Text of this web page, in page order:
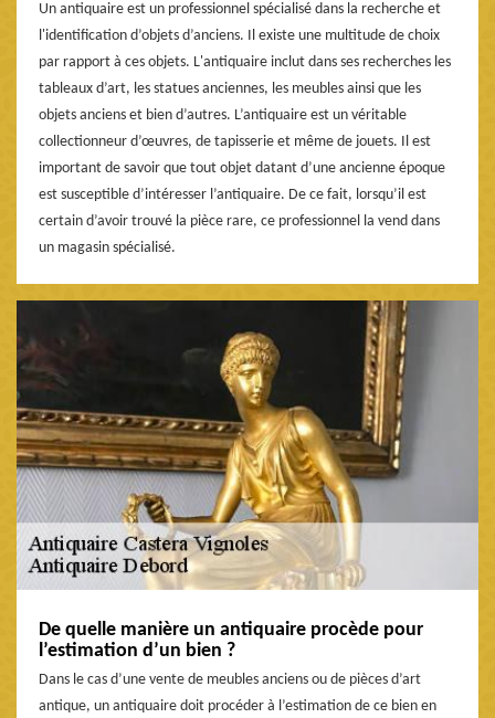
Un antiquaire est un professionnel spécialisé dans la recherche et
l'identification d’objets d’anciens. Il existe une multitude de choix
par rapport à ces objets. L'antiquaire inclut dans ses recherches les
tableaux d’art, les statues anciennes, les meubles ainsi que les
objets anciens et bien d’autres. L’antiquaire est un véritable
collectionneur d’œuvres, de tapisserie et même de jouets. Il est
important de savoir que tout objet datant d’une ancienne époque
est susceptible d’intéresser l’antiquaire. De ce fait, lorsqu’il est
certain d’avoir trouvé la pièce rare, ce professionnel la vend dans
un magasin spécialisé.
De quelle manière un antiquaire procède pour
l’estimation d’un bien ?
Dans le cas d’une vente de meubles anciens ou de pièces d’art
antique, un antiquaire doit procéder à l’estimation de ce bien en